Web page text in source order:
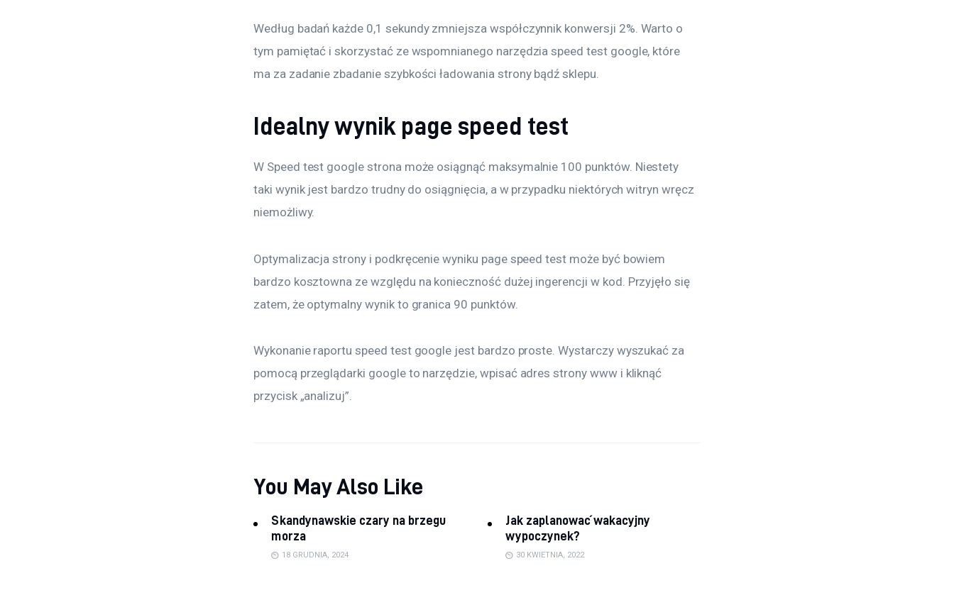
Według badań każde 0,1 sekundy zmniejsza współczynnik konwersji 2%. Warto o
tym pamiętać i skorzystać ze wspomnianego narzędzia speed test google, które
ma za zadanie zbadanie szybkości ładowania strony bądź sklepu.
Idealny wynik page speed test
W Speed test google strona może osiągnąć maksymalnie 100 punktów. Niestety
taki wynik jest bardzo trudny do osiągnięcia, a w przypadku niektórych witryn wręcz
niemożliwy.
Optymalizacja strony i podkręcenie wyniku page speed test może być bowiem
bardzo kosztowna ze względu na konieczność dużej ingerencji w kod. Przyjęło się
zatem, że optymalny wynik to granica 90 punktów.
Wykonanie raportu speed test google jest bardzo proste. Wystarczy wyszukać za
pomocą przeglądarki google to narzędzie, wpisać adres strony www i kliknąć
przycisk „analizuj”.
You May Also Like
Skandynawskie czary na brzegu
morza
18 GRUDNIA, 2024
Jak zaplanować wakacyjny
wypoczynek?
30 KWIETNIA, 2022